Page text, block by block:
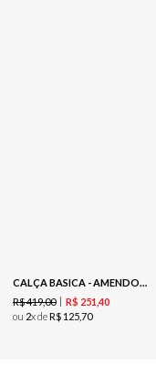
CALÇA BASICA - AMENDOA / BRANCO
R$419,00 R$ 251 40
ou 2x deR$ 12570